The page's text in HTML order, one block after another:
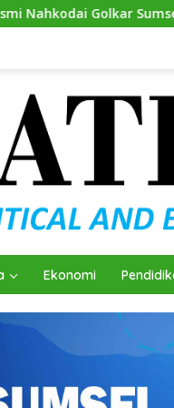
Siap Gas Tambah
Ekonomi